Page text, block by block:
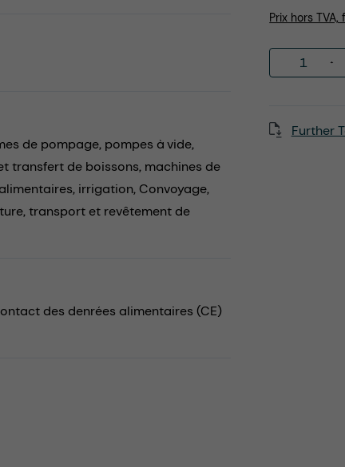
Prix hors
Further
de pompage, pompes à vide,
transfert de boissons, machines de
irrigation, Convoyage,
transport et revêtement de
des denrées alimentaires (CE)